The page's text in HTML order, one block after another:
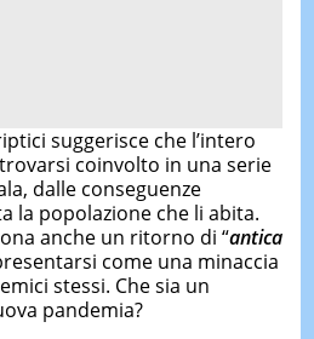
suggerisce che l’intero
coinvolto in una serie
dalle conseguenze
la popolazione che li abita.
anche un ritorno di “antica
come una minaccia
stessi. Che sia un
pandemia?